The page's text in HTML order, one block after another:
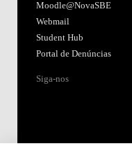
Moodle@NovaSBE
Webmail
Student Hub
Portal de Denúncias
Siga-nos